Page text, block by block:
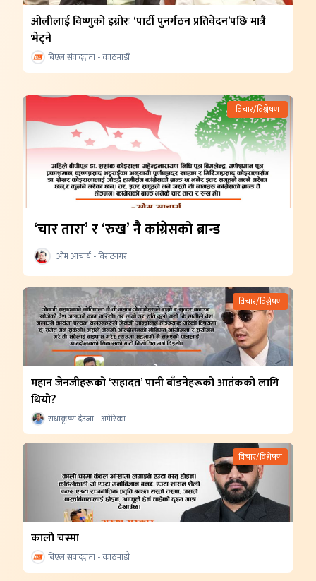
ओलीलाई विष्णुको इग्नोरः ‘पार्टी पुनर्गठन प्रतिवेदन’पछि मात्रै
भेट्ने
बिएल संवाददाता - काठमाडौं
विचार/विश्लेषण
‘चार तारा’ र ‘रुख’ नै कांग्रेसको ब्रान्ड
ओम आचार्य - विराटनगर
विचार/विश्लेषण
महान जेनजीहरूको ‘सहादत’ पानी बाँडनेहरूको आतंकको लागि
थियो?
राधाकृष्ण देउजा - अमेरिका
विचार/विश्लेषण
कालो चस्मा
बिएल संवाददाता - काठमाडौं